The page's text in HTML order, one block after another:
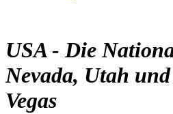
USA - Die
Nevada, Utah
Vegas